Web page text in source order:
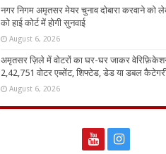
नगर निगम अमृतसर मेयर चुनाव दोबारा करवाने को
को हाई कोर्ट में होगी सुनवाई
August 6, 2026
अमृतसर ज़िले में वोटरों का घर-घर जाकर
2,42,751 वोटर एब्सेंट, शिफ्टेड, डेड या डबल
August 6, 2026